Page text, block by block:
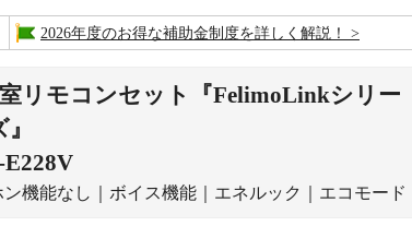
2026年度のお得な補助金制度を詳しく解説！
リモコンセット『FelimoLinkシリー
機能なし｜ボイス機能｜エネルック｜エコモード